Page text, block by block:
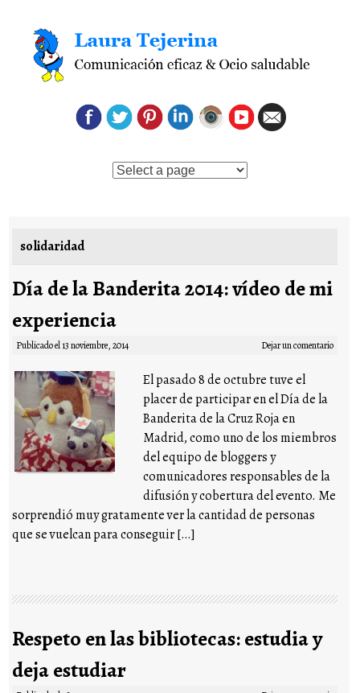
Saltar al contenido
solidaridad
Día de la Banderita 2014: vídeo de mi
experiencia
Publicado el13 noviembre, 2014 Dejar un comentario
El pasado 8 de octubre tuve el
placer de participar en el Día de la
Banderita de la Cruz Roja en
Madrid, como uno de los miembros
del equipo de bloggers y
comunicadores responsables de la
difusión y cobertura del evento. Me
sorprendió muy gratamente ver la cantidad de personas
que se vuelcan para conseguir […]
Respeto en las bibliotecas: estudia y
deja estudiar